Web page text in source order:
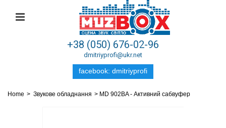
+38 (050) 676-02-96
dmitriyprofi@ukr.net
facebook: dmitriyprofi
Home > Звукове обладнання > MD 902BA - Активний сабвуфер